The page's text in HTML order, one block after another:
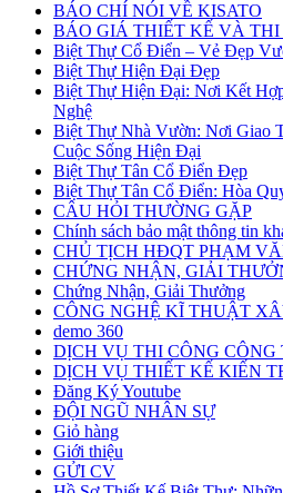
BÁO CHÍ NÓI VỀ KISATO
BÁO GIÁ THIẾT KẾ VÀ THI
Biệt Thự Cổ Điển – Vẻ Đẹp
Biệt Thự Hiện Đại Đẹp
Biệt Thự Hiện Đại: Nơi Kết
Nghệ
Biệt Thự Nhà Vườn: Nơi Giao
Cuộc Sống Hiện Đại
Biệt Thự Tân Cổ Điển Đẹp
Biệt Thự Tân Cổ Điển: Hòa
CÂU HỎI THƯỜNG GẶP
Chính sách bảo mật thông tin
CHỦ TỊCH HĐQT PHẠM
CHỨNG NHẬN, GIẢI
Chứng Nhận, Giải Thưởng
CÔNG NGHỆ KĨ THUẬT
demo 360
DỊCH VỤ THI CÔNG CÔNG
DỊCH VỤ THIẾT KẾ KIẾN
Đăng Ký Youtube
ĐỘI NGŨ NHÂN SỰ
Giỏ hàng
Giới thiệu
GỬI CV